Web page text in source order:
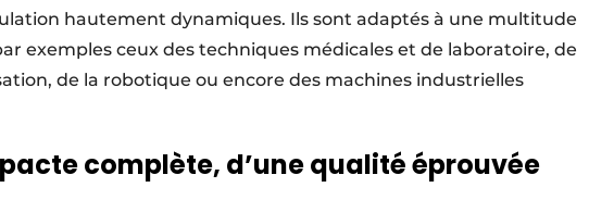
hautement dynamiques. Ils sont adaptés à une multitude
exemples ceux des techniques médicales et de laboratoire, de
de la robotique ou encore des machines industrielles
complète, d’une qualité éprouvée